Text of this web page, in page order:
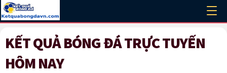
KẾT QUẢ BÓNG ĐÁ TRỰC TUYẾN
HÔM NAY